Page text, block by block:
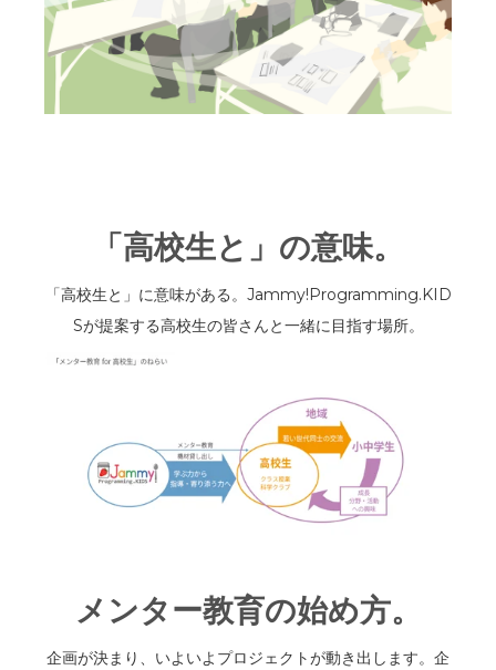
「高校生と」の意味。
「高校生と」に意味がある。Jammy!Programming.KID
Sが提案する高校生の皆さんと一緒に目指す場所。
メンター教育の始め方。
企画が決まり、いよいよプロジェクトが動き出します。企